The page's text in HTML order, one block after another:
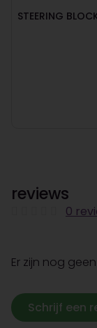
STEERING
reviews
0
Er zijn nog
Schrijf een